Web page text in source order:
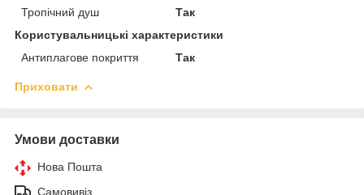
Тропічний душ
Так
Користувальницькі характеристики
Антиплагове покриття
Так
Приховати
Умови доставки
Нова Пошта
Самовивіз